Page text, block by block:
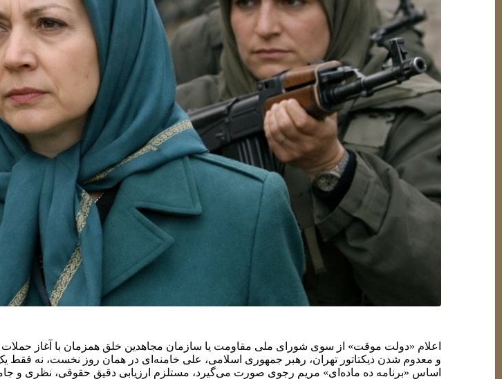
اعلام «دولت موقت» از سوی شورای ملی مقاومت یا سازمان مجاهدین خلق همزمان با آغاز حملات
و معدوم شدن دیکتاتور تهران، رهبر جمهوری اسلامی، علی خامنه‌ای در همان روز نخست، نه فقط
اساس «برنامه ده ماده‌ای» مریم رجوی صورت می‌گیرد، مستلزم ارزیابی دقیق حقوقی، نظری و